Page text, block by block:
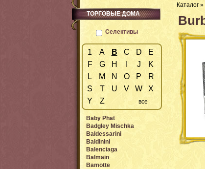
Каталог »
ТОРГОВЫЕ ДОМА
Селективы
1 A B C D
E
F
G H J
K
L
M N O P
R
S
T U V W
X
Y
Z все
Baby Phat
Badgley Mischka
Baldessarini
Baldinini
Balenciaga
Balmain
Bamotte